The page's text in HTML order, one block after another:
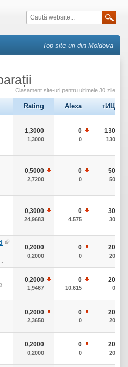
Top site-uri din Moldova
Clasament site-uri pentru ultimele 30 zile
Rating Alexa тИЦ
1,3000
1,3000
0
0
130
130
0,5000
2,7200
0
0
50
50
0,3000
24,9683
0
4.575
30
30
0,2000
0,2000
0
0
20
20
0,2000
1,9467
0
10.615
20
0
0,2000
2,3650
0
0
20
20
0,2000
0,2000
0
0
20
20